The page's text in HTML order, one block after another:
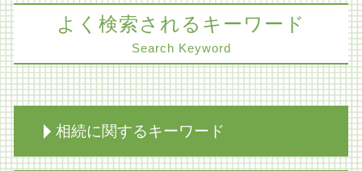
よく検索されるキーワード
Search Keyword
相続に関するキーワード